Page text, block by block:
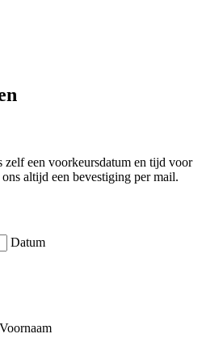
zelf een voorkeursdatum en tijd voor
altijd een bevestiging per mail.
Datum
Voornaam